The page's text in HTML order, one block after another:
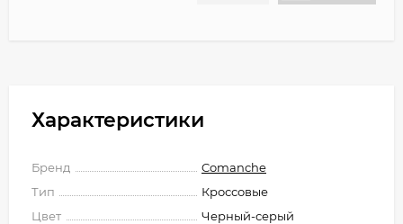
Характеристики
Бренд
Comanche
Тип
Кроссовые
Цвет
Черный-серый